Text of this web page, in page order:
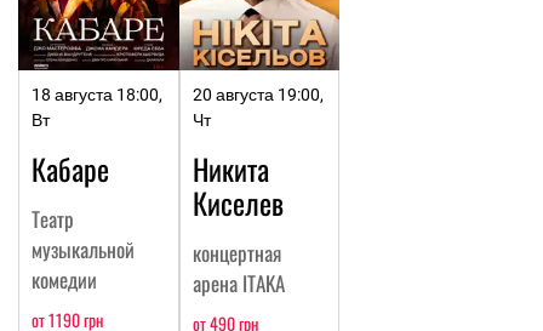
18 августа 18:00,
Вт
Кабаре
Театр
музыкальной
комедии
от 1190 грн
20 августа 19:00,
Чт
Никита
Киселев
концертная
арена ITAKA
от 490 грн